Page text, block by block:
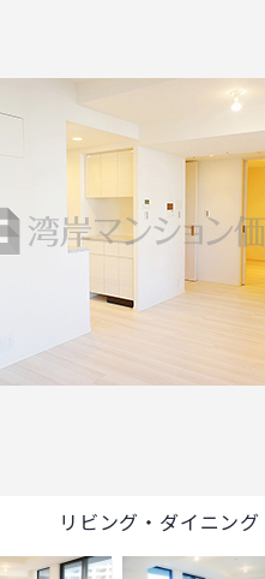
リビング・ダイニング